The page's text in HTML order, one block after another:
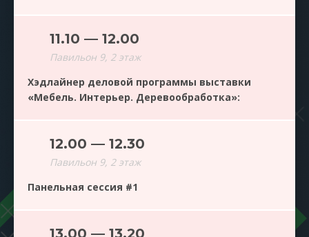
11.10 — 12.00
Павильон 9, 2 этаж
Хэдлайнер деловой программы выставки
«Мебель. Интерьер. Деревообработка»:
12.00 — 12.30
Павильон 9, 2 этаж
Панельная сессия #1
13.00 — 13.20